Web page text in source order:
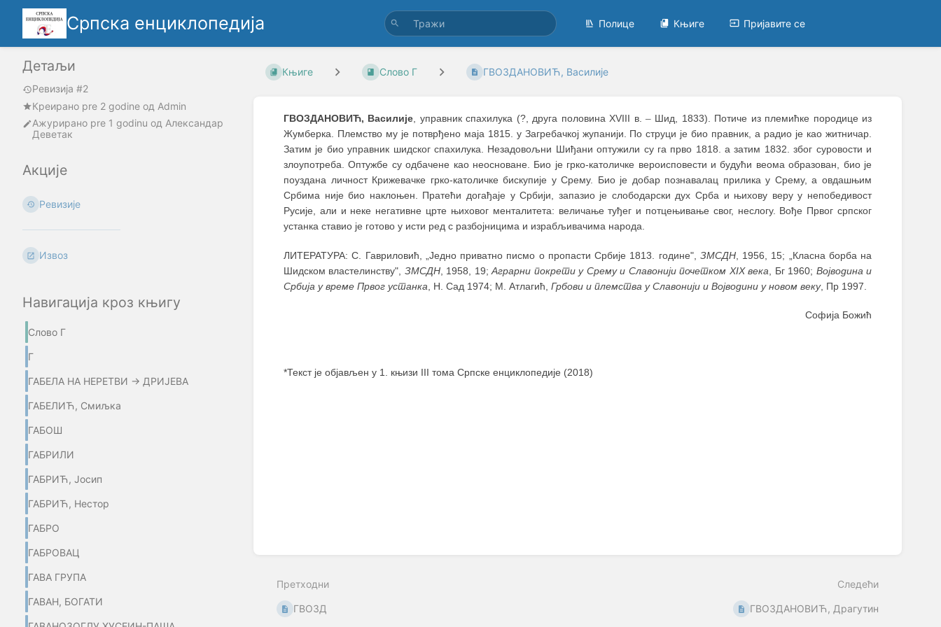
Српска енциклопедија Полице Књиге Пријавите се
Детаљи
Ревизија #2
Креирано pre 2 godine oд Admin
Ажурирано pre 1 godinu од Александар
Деветак
Акције
Ревизије
Извоз
Навигација кроз књигу
Слово Г
Г
ГАБЕЛА НА НЕРЕТВИ → ДРИЈЕВА
ГАБЕЛИЋ, Смиљка
ГАБОШ
ГАБРИЛИ
ГАБРИЋ, Јосип
ГАБРИЋ, Нестор
ГАБРО
ГАБРОВАЦ
ГАВА ГРУПА
ГАВАН, БОГАТИ
Књиге Слово Г ГВОЗДАНОВИЋ, Василије
ГВОЗДАНОВИЋ, Василије, управник спахилука (?, друга половина XVIII в. –Шид, 1833). Потиче из племићке породице из
Жумберка. Племство му је потврђено маја 1815. у Загребачкој жупанији. По струци је био правник, а радио је као житничар.
Затим је био управник шидског спахилука. Незадовољни Шиђани оптужили су га прво 1818. а затим 1832. због суровости и
злоупотреба. Оптужбе су одбачене као неосноване. Био је грко-католичке вероисповести и будући веома образован, био је
поуздана личност Крижевачке грко-католичке бискупије у Срему. Био је добар познавалац прилика у Срему, а овдашњим
Србима није био наклоњен. Пратећи догађаје у Србији, запазио је слободарски дух Срба и њихову веру у непобедивост
Русије, али и неке негативне црте њиховог менталитета: величање туђег и потцењивање свог, неслогу. Вође Првог српског
устанка ставио је готово у исти ред с разбојницима и израбљивачима народа.
ЛИТЕРАТУРА: С. Гавриловић, „Једно приватно писмо о пропасти Србије 1813. године", ЗМСДН, 1956, 15; „Класна борба на
Шидском властелинству", ЗМСДН, 1958, 19;Аграрни покрети у Срему и Славонији почетком XIX века , Бг 1960; Војводина и
Србија у време Првог устанка , Н. Сад 1974; М. Атлагић, Грбови и племства у Славонији и Војводини у новом веку, Пр 1997.
Софија Божић
*Текст је објављен у 1. књизи III тома Српске енциклопедије (2018)
Претходни
ГВОЗД
Следећи
ГВОЗДАНОВИЋ, Драгутин